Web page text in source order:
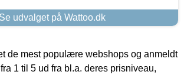
Se udvalget på Wattoo.dk
de mest populære webshops og anmeldt
1 til 5 ud fra bl.a. deres prisniveau,